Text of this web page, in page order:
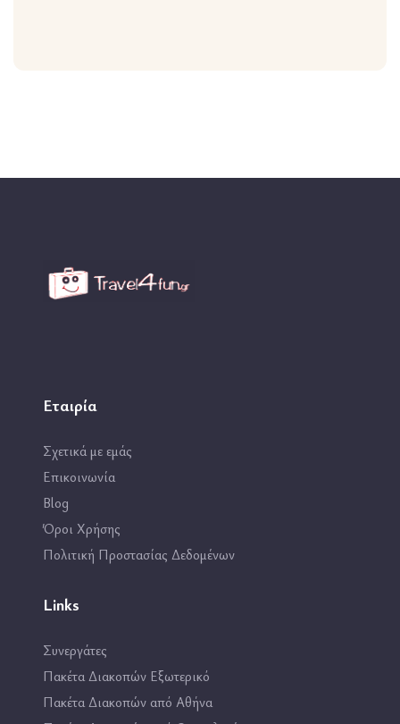
Εταιρία
Σχετικά με εμάς
Επικοινωνία
Blog
Όροι Χρήσης
Πολιτική Προστασίας Δεδομένων
Links
Συνεργάτες
Πακέτα Διακοπών Εξωτερικό
Πακέτα Διακοπών από Αθήνα